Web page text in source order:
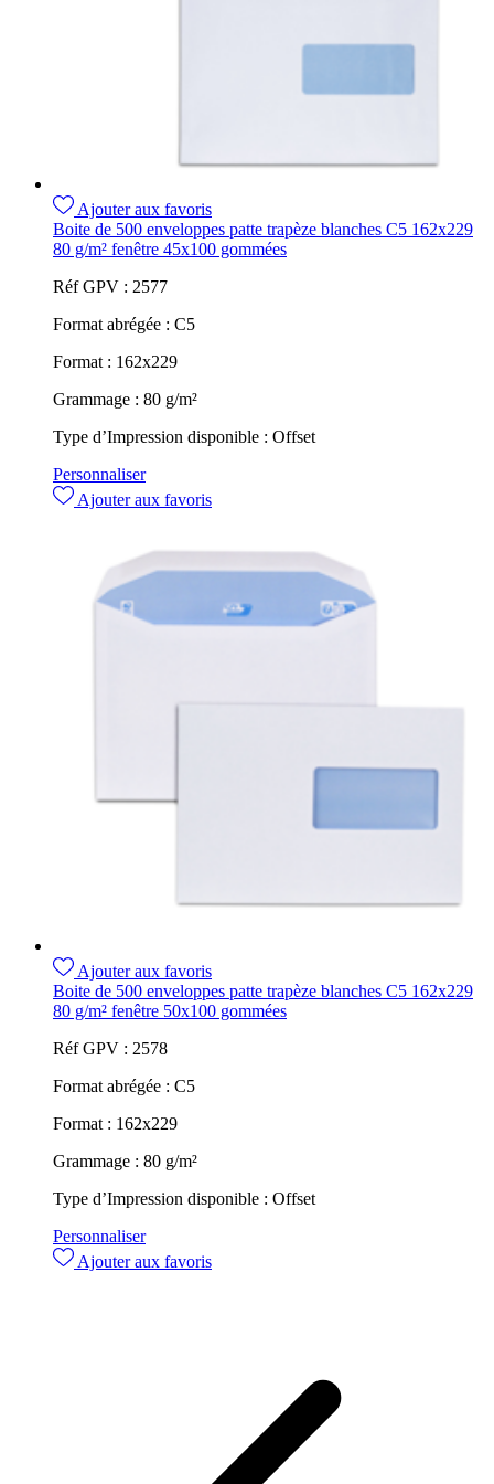
Ajouter aux favoris
Boite de 500 enveloppes patte trapèze blanches C5 162x229
80 g/m² fenêtre 45x100 gommées
Réf GPV : 2577
Format abrégée : C5
Format : 162x229
Grammage : 80 g/m²
Type d’Impression disponible : Offset
Personnaliser
Ajouter aux favoris
Ajouter aux favoris
Boite de 500 enveloppes patte trapèze blanches C5 162x229
80 g/m² fenêtre 50x100 gommées
Réf GPV : 2578
Format abrégée : C5
Format : 162x229
Grammage : 80 g/m²
Type d’Impression disponible : Offset
Personnaliser
Ajouter aux favoris